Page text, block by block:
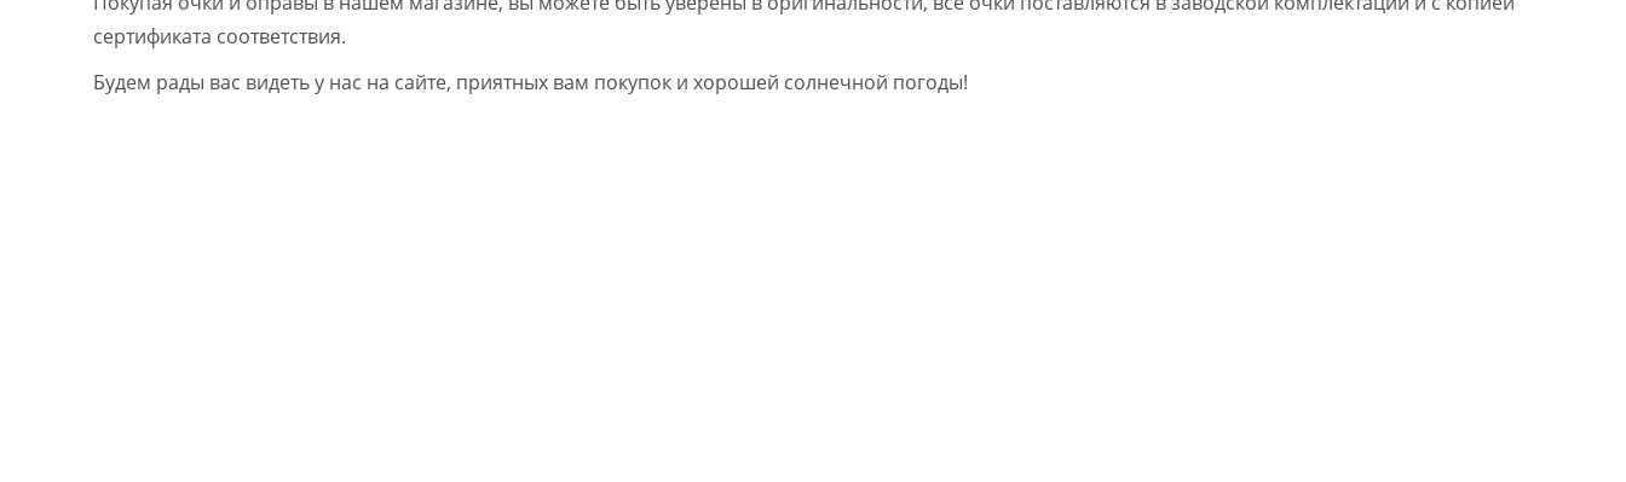
сертификата соответствия.
Будем рады вас видеть у нас на сайте, приятных вам покупок и хорошей солнечной погоды!